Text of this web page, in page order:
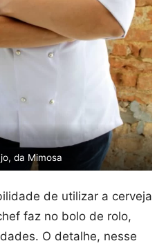
da Mimosa
de utilizar a cerveja
faz no bolo de rolo,
O detalhe, nesse